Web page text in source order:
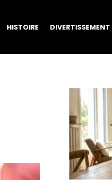
HISTOIRE DIVERTISSEMENT